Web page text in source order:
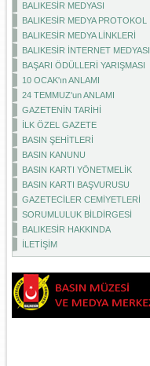
BALIKESİR MEDYASI
BALIKESİR MEDYA PROTOKOL
BALIKESİR MEDYA LİNKLERİ
BALIKESİR İNTERNET MEDYASI
BAŞARI ÖDÜLLERİ YARIŞMASI
10 OCAK'ın ANLAMI
24 TEMMUZ'un ANLAMI
GAZETENİN TARİHİ
İLK ÖZEL GAZETE
BASIN ŞEHİTLERİ
BASIN KANUNU
BASIN KARTI YÖNETMELİK
BASIN KARTI BAŞVURUSU
GAZETECİLER CEMİYETLERİ
SORUMLULUK BİLDİRGESİ
BALIKESİR HAKKINDA
İLETİŞİM